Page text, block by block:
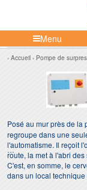
Menu
Accueil Pompe de
Posé au mur près de la
regroupe dans une
l'automatisme. Il reçoit
route, la met à l'abri
C'est, en somme, le
dans un local